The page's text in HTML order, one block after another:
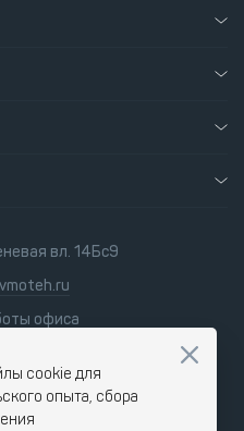
вл. 14Бс9
офиса
- 18:00
cookie для
опыта, сбора